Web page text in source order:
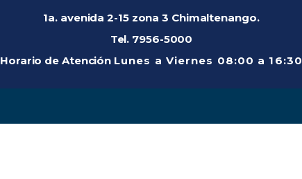
1a. avenida 2-15 zona 3 Chimaltenango.
Tel. 7956-5000
Horario de Atención Lunes a Viernes 08:00 a 16:30